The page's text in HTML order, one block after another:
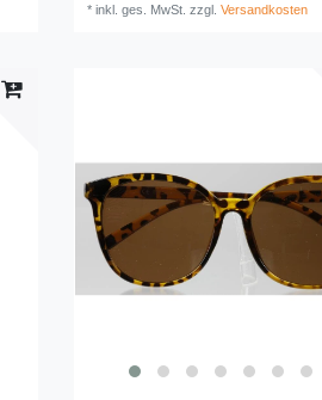
*inkl. ges. MwSt. zzgl.Versandkosten